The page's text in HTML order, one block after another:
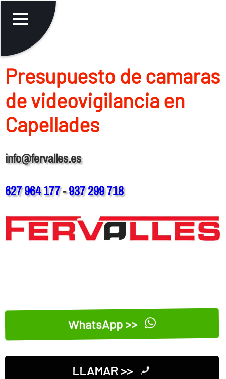
Presupuesto de camaras
de videovigilancia en
Capellades
info@fervalles.es
627 964 177-937 299 718
WhatsApp >>
LLAMAR >>